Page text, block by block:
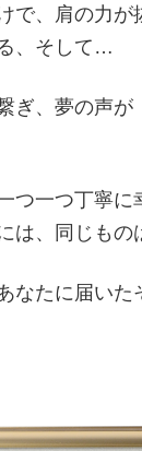
で、肩の力が
、そして…
ぎ、夢の声が
つ一つ丁寧に
は、同じもの
なたに届いた